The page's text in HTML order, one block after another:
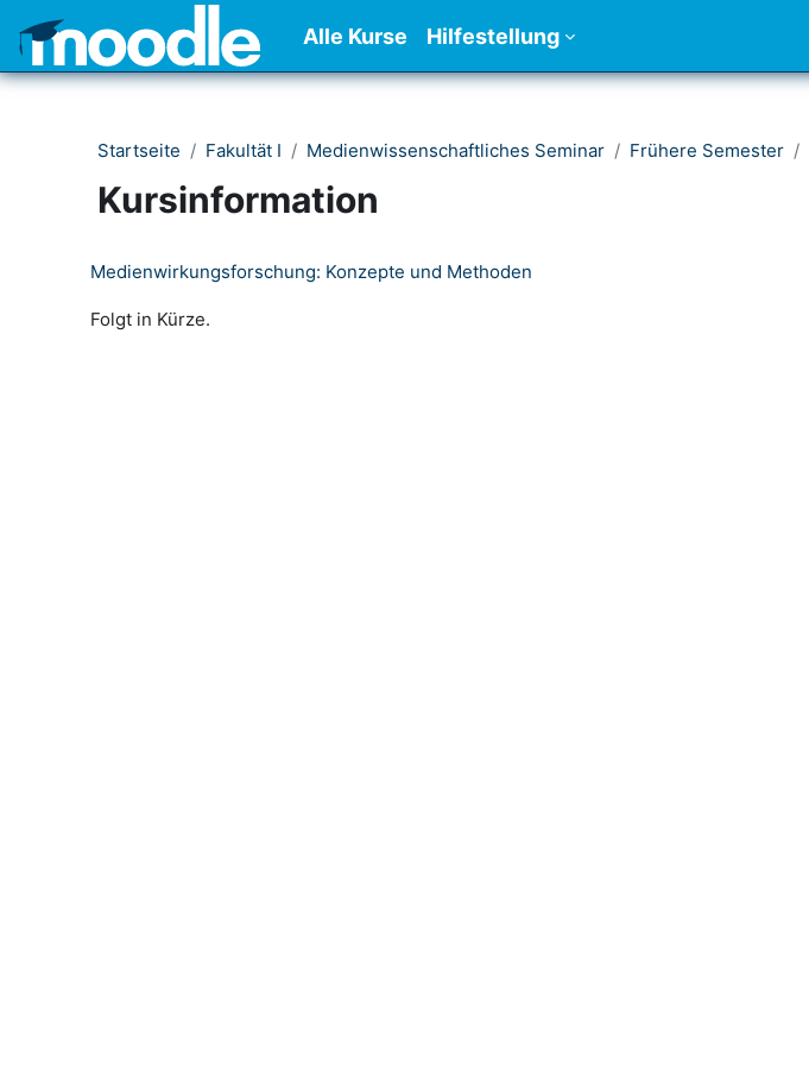
Alle Kurse Hilfestellung
Startseite Fakultät I Medienwissenschaftliches Seminar Frühere Semester
Kursinformation
Medienwirkungsforschung: Konzepte und Methoden
Folgt in Kürze.